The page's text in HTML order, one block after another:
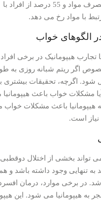
به اختلال مصرف مواد و 55 درصد از افراد با
با مواد رخ می دهد.
الگوهای خواب
تجارب هیپومانیک در برخی
اگر ریتم شبانه روزی به
شود. اگرچه، تحقیقات بیشتری
آیا مشکلات خواب باعث
هیپومانیا باعث مشکلات خواب
است.
تواند بخشی از اختلال دوقطبی
به تنهایی وجود داشته باشد و
در برخی موارد، درمان
به هیپومانیا می شود. این